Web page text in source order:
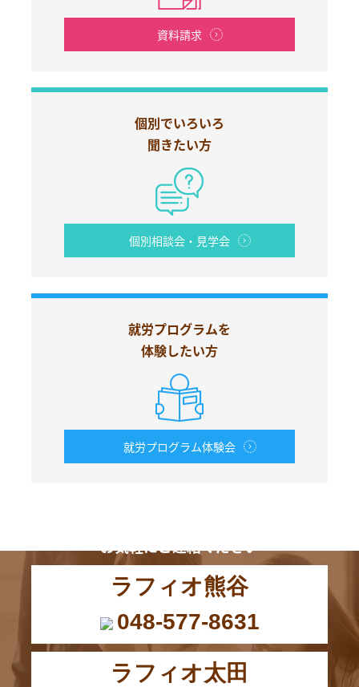
資料請求
個別でいろいろ
聞きたい方
個別相談会・見学会
就労プログラムを
体験したい方
就労プログラム体験会
お気軽にご連絡ください
ラフィオ熊谷
048-577-8631
ラフィオ太田